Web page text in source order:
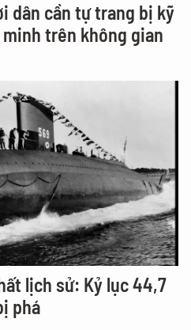
dân cần tự trang bị kỹ
trên không gian
lịch sử: Kỷ lục 44,7
phá